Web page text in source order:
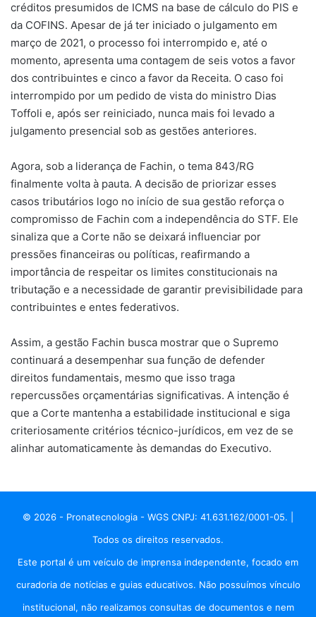
créditos presumidos de ICMS na base de cálculo do PIS e
da COFINS. Apesar de já ter iniciado o julgamento em
março de 2021, o processo foi interrompido e, até o
momento, apresenta uma contagem de seis votos a favor
dos contribuintes e cinco a favor da Receita. O caso foi
interrompido por um pedido de vista do ministro Dias
Toffoli e, após ser reiniciado, nunca mais foi levado a
julgamento presencial sob as gestões anteriores.
Agora, sob a liderança de Fachin, o tema 843/RG
finalmente volta à pauta. A decisão de priorizar esses
casos tributários logo no início de sua gestão reforça o
compromisso de Fachin com a independência do STF. Ele
sinaliza que a Corte não se deixará influenciar por
pressões financeiras ou políticas, reafirmando a
importância de respeitar os limites constitucionais na
tributação e a necessidade de garantir previsibilidade para
contribuintes e entes federativos.
Assim, a gestão Fachin busca mostrar que o Supremo
continuará a desempenhar sua função de defender
direitos fundamentais, mesmo que isso traga
repercussões orçamentárias significativas. A intenção é
que a Corte mantenha a estabilidade institucional e siga
criteriosamente critérios técnico-jurídicos, em vez de se
alinhar automaticamente às demandas do Executivo.
© 2026 - Pronatecnologia - WGS CNPJ: 41.631.162/0001-05. |
Todos os direitos reservados.
Este portal é um veículo de imprensa independente, focado em
curadoria de notícias e guias educativos. Não possuímos vínculo
institucional, não realizamos consultas de documentos e nem